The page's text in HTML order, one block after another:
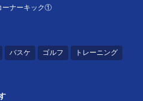
ーナーキック①
バスケ ゴルフ トレーニング